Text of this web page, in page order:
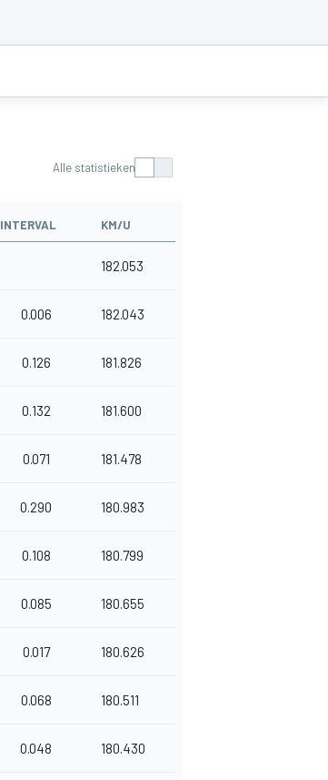
Alle statistieken
INTERVAL KM/U
182.053
0.006 182.043
0.126 181.826
0.132 181.600
0.071 181.478
0.290 180.983
0.108 180.799
0.085 180.655
0.017 180.626
0.068 180.511
0.048 180.430